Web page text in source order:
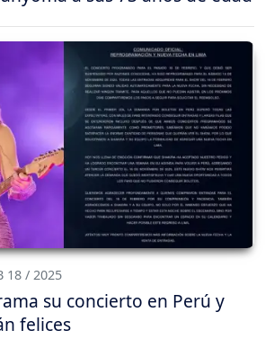
18 / 2025
su concierto en Perú y
felices